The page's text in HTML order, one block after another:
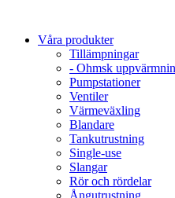
Våra produkter
Tillämpningar
- Ohmsk
Pumpstationer
Ventiler
Värmeväxling
Blandare
Tankutrustning
Single-use
Slangar
Rör och rördelar
Ångutrustning